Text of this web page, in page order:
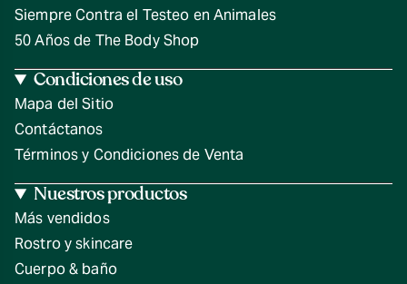
Siempre Contra el Testeo en Animales
50 Años de The Body Shop
Condiciones de uso
Mapa del Sitio
Contáctanos
Términos y Condiciones de Venta
Nuestros productos
Más vendidos
Rostro y skincare
Cuerpo & baño